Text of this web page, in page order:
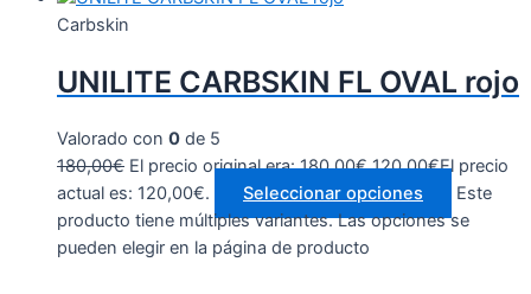
Carbskin
UNILITE CARBSKIN FL OVAL rojo
Valorado con 0 de 5
180,00€ El precio original era: 180,00€.120,00€El precio
actual es: 120,00€.
Seleccionar opciones
Este
producto tiene múltiples variantes. Las opciones se
pueden elegir en la página de producto